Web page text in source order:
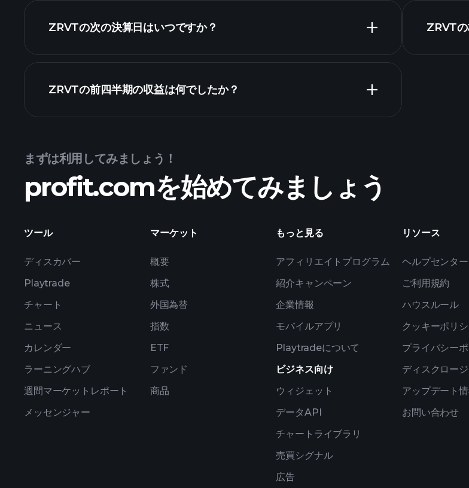
ZRVTの次の決算日はいつですか？
決算
カレンダー
ZRVTの前四半期の収益は何でしたか？
ZRVTの
まずは利用してみましょう！
profit.comを始めてみましょう
ツール
ディスカバー
Playtrade
チャート
ニュース
カレンダー
ラーニングハブ
週間マーケットレポート
メッセンジャー
マーケット
概要
株式
外国為替
指数
ETF
ファンド
商品
もっと見る
アフィリエイトプログラム
紹介キャンペーン
企業情報
モバイルアプリ
Playtradeについて
ビジネス向け
ウィジェット
データAPI
チャートライブラリ
売買シグナル
広告
リソース
ヘルプセンター
ご利用規約
ハウスルール
クッキーポリ
プライバシー
ディスクロー
アップデート
お問い合わせ